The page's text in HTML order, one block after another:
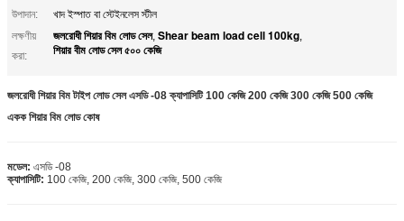
উপাদান:
খাদ ইস্পাত বা স্টেইনলেস স্টীল
লক্ষণীয়
করা:
জলরোধী শিয়ার বিম লোড সেল, Shear beam load cell 100kg,
শিয়ার বীম লোড সেল ৫০০ কেজি
জলরোধী শিয়ার বিম টাইপ লোড সেল এসডি -08 ক্যাপাসিটি 100 কেজি 200 কেজি 300 কেজি 500 কেজি
একক শিয়ার বিম লোড কোষ
মডেল: এসডি -08
ক্যাপাসিটি: 100 কেজি, 200 কেজি, 300 কেজি, 500 কেজি